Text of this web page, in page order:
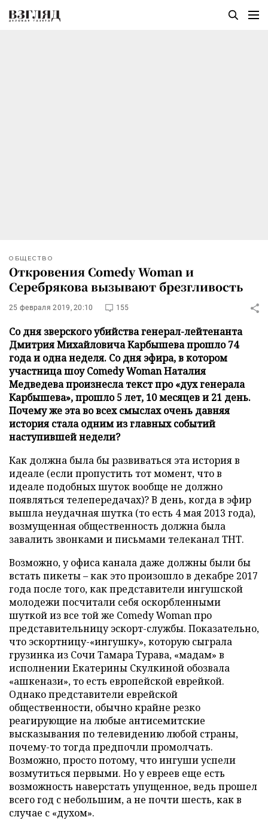
ОБЩЕСТВО
Откровения Comedy Woman и
Серебрякова вызывают брезгливость
25 февраля 2019, 20:10 155
Со дня зверского убийства генерал-лейтенанта
Дмитрия Михайловича Карбышева прошло 74
года и одна неделя. Со дня эфира, в котором
участница шоу Comedy Woman Наталия
Медведева произнесла текст про «дух генерала
Карбышева», прошло 5 лет, 10 месяцев и 21 день.
Почему же эта во всех смыслах очень давняя
история стала одним из главных событий
наступившей недели?
Как должна была бы развиваться эта история в
идеале (если пропустить тот момент, что в
идеале подобных шуток вообще не должно
появляться телепередачах)? В день, когда в эфир
вышла неудачная шутка (то есть 4 мая 2013 года),
возмущенная общественность должна была
завалить звонками и письмами телеканал ТНТ.
Возможно, у офиса канала даже должны были бы
встать пикеты – как это произошло в декабре 2017
года после того, как представители ингушской
молодежи посчитали себя оскорбленными
шуткой из все той же Comedy Woman про
представительницу эскорт-службы. Показательно,
что эскортницу-«ингушку», которую сыграла
грузинка из Сочи Тамара Турава, «мадам» в
исполнении Екатерины Скулкиной обозвала
«ашкенази», то есть европейской еврейкой.
Однако представители еврейской
общественности, обычно крайне резко
реагирующие на любые антисемитские
высказывания по телевидению любой страны,
почему-то тогда предпочли промолчать.
Возможно, просто потому, что ингуши успели
возмутиться первыми. Но у евреев еще есть
возможность наверстать упущенное, ведь прошел
всего год с небольшим, а не почти шесть, как в
случае с «духом».